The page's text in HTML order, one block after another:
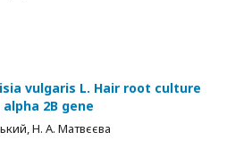
vulgaris L. Hair root culture
2B gene
Н. А. Матвєєва